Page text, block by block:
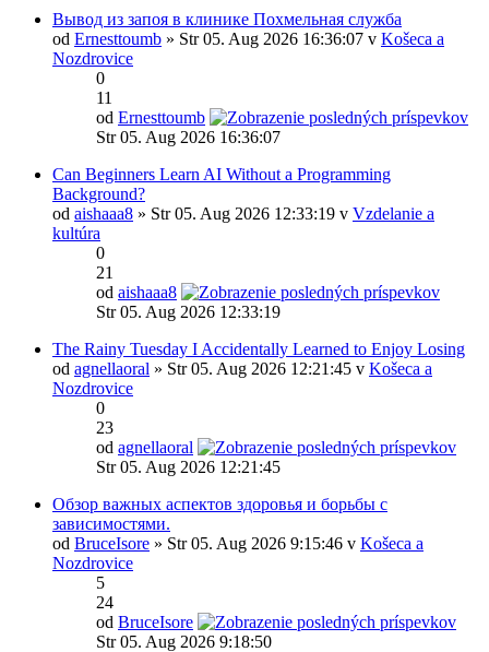
Вывод из запоя в клинике Похмельная служба
od Ernesttoumb » Str 05. Aug 2026 16:36:07 v Košeca a
Nozdrovice
0
11
od Ernesttoumb
Str 05. Aug 2026 16:36:07
Can Beginners Learn AI Without a Programming
Background?
od aishaaa8 » Str 05. Aug 2026 12:33:19 v Vzdelanie a
kultúra
0
21
od aishaaa8
Str 05. Aug 2026 12:33:19
The Rainy Tuesday I Accidentally Learned to Enjoy Losing
od agnellaoral » Str 05. Aug 2026 12:21:45 v Košeca a
Nozdrovice
0
23
od agnellaoral
Str 05. Aug 2026 12:21:45
Обзор важных аспектов здоровья и борьбы с
зависимостями.
od BruceIsore » Str 05. Aug 2026 9:15:46 v Košeca a
Nozdrovice
5
24
od BruceIsore
Str 05. Aug 2026 9:18:50